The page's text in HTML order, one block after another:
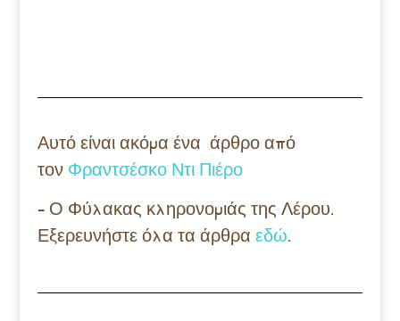
Αυτό είναι ακόμα ένα άρθρο από
τον Φραντσέσκο Ντι Πιέρο
– Ο Φύλακας κληρονομιάς της Λέρου.
Εξερευνήστε όλα τα άρθραεδώ.